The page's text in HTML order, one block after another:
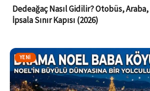
Dedeağaç Nasıl Gidilir? Otobüs,
İpsala Sınır Kapısı (2026)
YENI